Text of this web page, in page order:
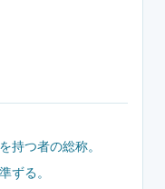
持つ者の総称。
ずる。